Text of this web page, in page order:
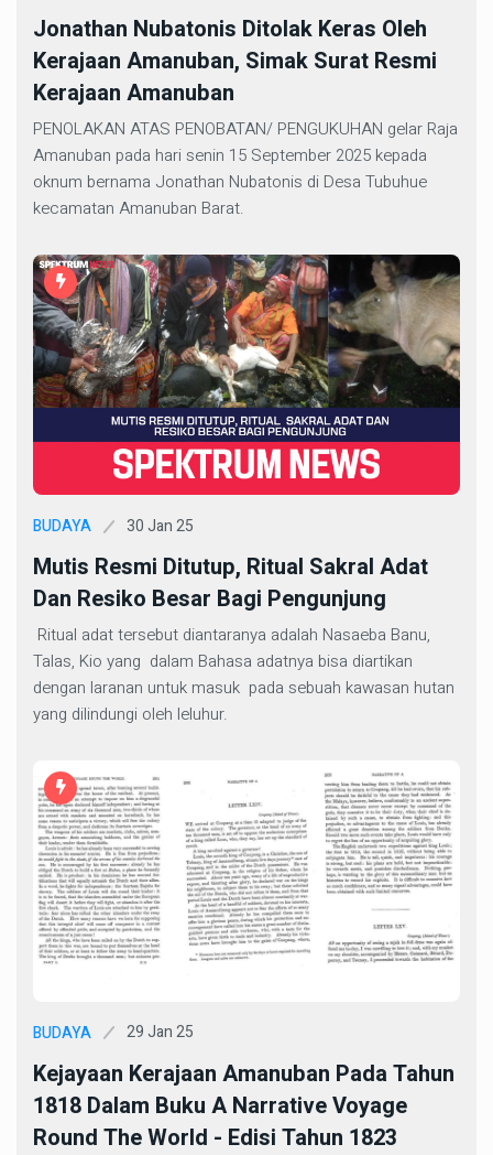
Jonathan Nubatonis Ditolak Keras Oleh
Kerajaan Amanuban, Simak Surat Resmi
Kerajaan Amanuban
PENOLAKAN ATAS PENOBATAN/ PENGUKUHAN gelar Raja
Amanuban pada hari senin 15 September 2025 kepada
oknum bernama Jonathan Nubatonis di Desa Tubuhue
kecamatan Amanuban Barat.
BUDAYA 30 Jan 25
Mutis Resmi Ditutup, Ritual Sakral Adat
Dan Resiko Besar Bagi Pengunjung
Ritual adat tersebut diantaranya adalah Nasaeba Banu,
Talas, Kio yang dalam Bahasa adatnya bisa diartikan
dengan laranan untuk masuk pada sebuah kawasan hutan
yang dilindungi oleh leluhur.
BUDAYA 29 Jan 25
Kejayaan Kerajaan Amanuban Pada Tahun
1818 Dalam Buku A Narrative Voyage
Round The World - Edisi Tahun 1823